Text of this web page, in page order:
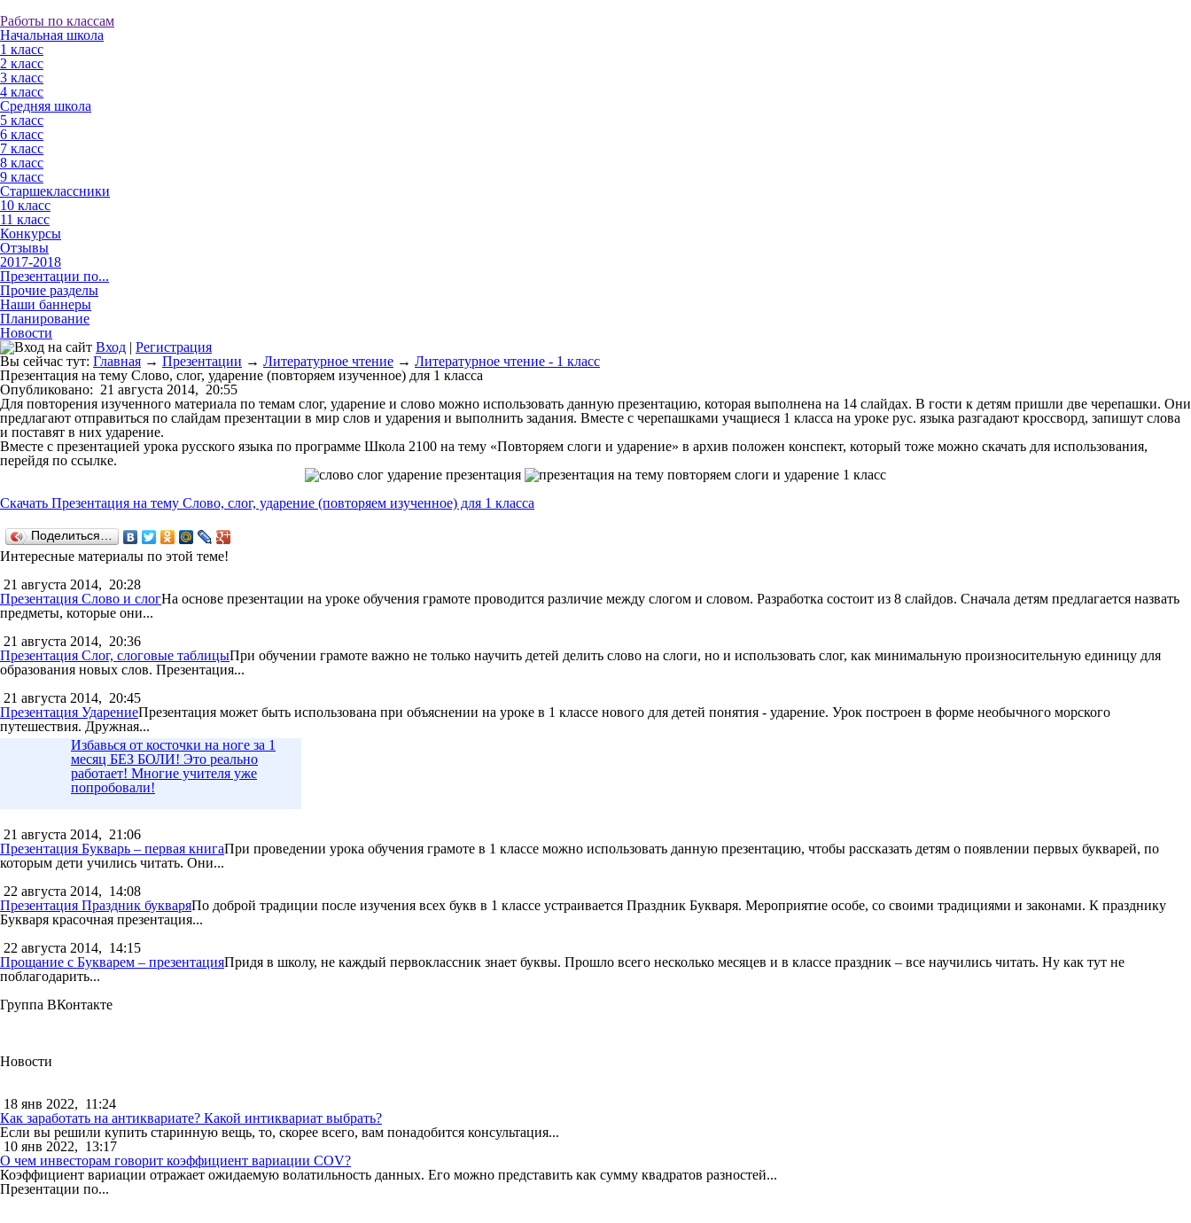
Работы по классам
Начальная школа
1 класс
2 класс
3 класс
4 класс
Средняя школа
5 класс
6 класс
7 класс
8 класс
9 класс
Старшеклассники
10 класс
11 класс
Конкурсы
Отзывы
2017-2018
Презентации по...
Прочие разделы
Наши баннеры
Планирование
Новости
Вход | Регистрация
Вы сейчас тут: Главная → Презентации → Литературное чтение → Литературное чтение - 1 класс
Презентация на тему Слово, слог, ударение (повторяем изученное) для 1 класса
Опубликовано: 21 августа 2014, 20:55
Для повторения изученного материала по темам слог, ударение и слово можно использовать данную презентацию, которая выполнена на 14 слайдах. В гости к детям пришли две черепашки. Они
предлагают отправиться по слайдам презентации в мир слов и ударения и выполнить задания. Вместе с черепашками учащиеся 1 класса на уроке рус. языка разгадают кроссворд, запишут слова
и поставят в них ударение.
Вместе с презентацией урока русского языка по программе Школа 2100 на тему «Повторяем слоги и ударение» в архив положен конспект, который тоже можно скачать для использования,
перейдя по ссылке.
Скачать Презентация на тему Слово, слог, ударение (повторяем изученное) для 1 класса
Поделиться…
Интересные материалы по этой теме!
21 августа 2014, 20:28
Презентация Слово и слогНа основе презентации на уроке обучения грамоте проводится различие между слогом и словом. Разработка состоит из 8 слайдов. Сначала детям предлагается назвать
предметы, которые они...
21 августа 2014, 20:36
Презентация Слог, слоговые таблицыПри обучении грамоте важно не только научить детей делить слово на слоги, но и использовать слог, как минимальную произносительную единицу для
образования новых слов. Презентация...
21 августа 2014, 20:45
Презентация УдарениеПрезентация может быть использована при объяснении на уроке в 1 классе нового для детей понятия - ударение. Урок построен в форме необычного морского
путешествия. Дружная...
Избавься от косточки на ноге за 1
месяц БЕЗ БОЛИ! Это реально
работает! Многие учителя уже
попробовали!
21 августа 2014, 21:06
Презентация Букварь – первая книгаПри проведении урока обучения грамоте в 1 классе можно использовать данную презентацию, чтобы рассказать детям о появлении первых букварей, по
которым дети учились читать. Они...
22 августа 2014, 14:08
Презентация Праздник букваряПо доброй традиции после изучения всех букв в 1 классе устраивается Праздник Букваря. Мероприятие особе, со своими традициями и законами. К празднику
Букваря красочная презентация...
22 августа 2014, 14:15
Прощание с Букварем – презентацияПридя в школу, не каждый первоклассник знает буквы. Прошло всего несколько месяцев и в классе праздник – все научились читать. Ну как тут не
поблагодарить...
Группа ВКонтакте
Новости
18 янв 2022, 11:24
Как заработать на антиквариате? Какой интиквариат выбрать?
Если вы решили купить старинную вещь, то, скорее всего, вам понадобится консультация...
10 янв 2022, 13:17
О чем инвесторам говорит коэффициент вариации COV?
Коэффициент вариации отражает ожидаемую волатильность данных. Его можно представить как сумму квадратов разностей...
Презентации по...